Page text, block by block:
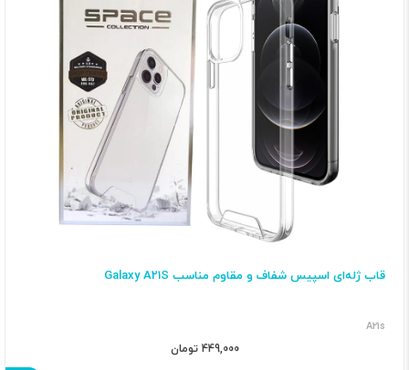
قاب ژله‌ای اسپیس شفاف و مقاوم مناسب Galaxy A21S
A21s
449,000 تومان